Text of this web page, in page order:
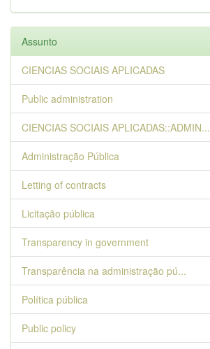
Assunto
CIENCIAS SOCIAIS APLICADAS
Public administration
CIENCIAS SOCIAIS APLICADAS::ADMIN...
Administração Pública
Letting of contracts
Licitação pública
Transparency in government
Transparência na administração pú...
Política pública
Public policy